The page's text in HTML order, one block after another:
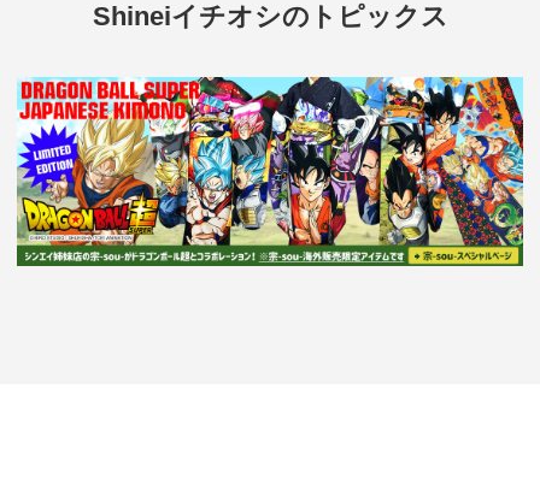
Shineiイチオシのトピックス